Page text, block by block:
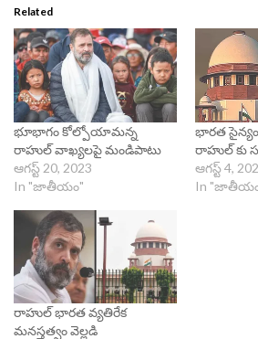
Related
భూభాగం కోల్పోయామన్న
రాహుల్ వాఖ్యలపై మండిపాటు
ఆగస్ట్ 20, 2023
In "జాతీయం"
భారత
రాహుల్ కు
ఆగస్ట్ 4,
In
రాహుల్‌ భారత వ్యతిరేక
మనస్తత్వం వెల్లడి